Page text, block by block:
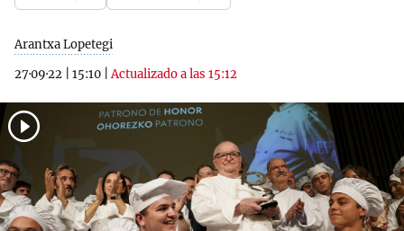
Arantxa Lopetegi
27·09·22
15:10 |Actualizado a las 15:12